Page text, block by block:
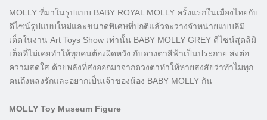
MOLLY ที่มาในรูปแบบ BABY ROYAL MOLLY ครั้งแรกในเมืองไทยกับ
ดีไซน์รูปแบบใหม่และขนาดพิเศษที่ปกติแล้วจะวางจำหน่ายแบบลิมิ
เต็ดในงาน Art Toys Show เท่านั้น BABY MOLLY GREY ดีไซน์สุดลิมิ
เต็ดที่ไม่เคยทำให้ทุกคนต้องผิดหวัง กับดวงตาสีฟ้าเป็นประกาย ส่งต่อ
ความสดใส ด้วยพลังที่ส่งออกมาจากดวงตาทำให้หายสงสัยว่าทำไมทุก
คนถึงหลงรักและอยากเป็นเจ้าของน้อง BABY MOLLY กัน
MOLLY Toy Museum Figure